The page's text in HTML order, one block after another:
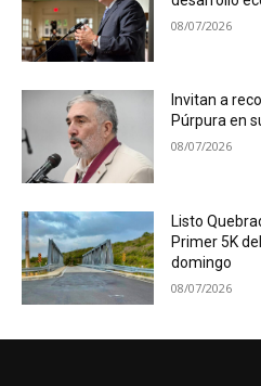
08/07/2026
Invitan a
Púrpura en
08/07/2026
Listo
Primer 5K
domingo
08/07/2026